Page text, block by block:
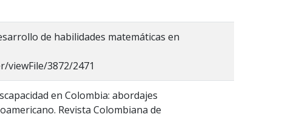
de habilidades matemáticas en
viewFile/3872/2471
en Colombia: abordajes
Revista Colombiana de